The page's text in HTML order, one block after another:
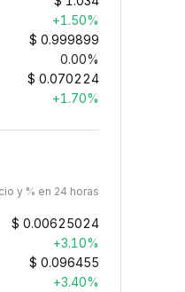
+1.50%
$ 0.999899
0.00%
$ 0.070224
+1.70%
y % en 24 horas
$ 0.00625024
+3.10%
$ 0.096455
+3.40%